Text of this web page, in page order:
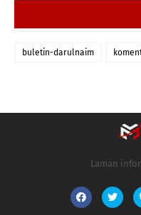
buletin-darulnaim
Laman